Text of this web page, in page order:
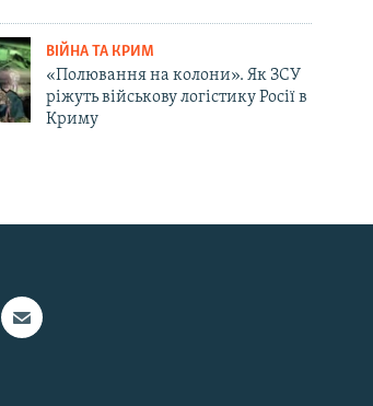
ВІЙНА ТА КРИМ
«Полювання на колони». Як ЗСУ
ріжуть військову логістику Росії в
Криму